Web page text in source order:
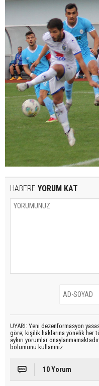
HABERE YORUM KAT
UYARI: Yeni dezenformasyon
göre; kişilik haklarına yönelik her
aykırı yorumlar
bölümünü kullanınız
10 Yorum